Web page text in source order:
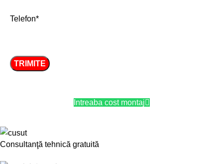
Telefon*
Intreaba cost montaj
Consultanţă tehnică gratuită